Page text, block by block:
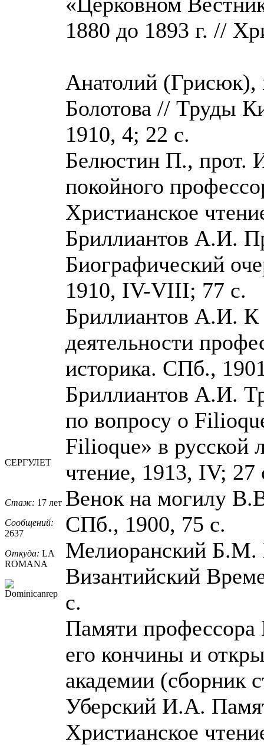
СЕРГУЛЕТ
Стаж: 17 лет
Сообщений:
2637
Откуда: LA
ROMANA
1880 до 1893 г. //
Анатолий
Болотова // Труды
1910, 4; 22 с.
Белюстин П., прот.
покойного
Христианское
Бриллиантов А.И.
Биографический
1910, IV-VIII; 77 с.
Бриллиантов А.И. К
деятельности
историка. СПб.,
Бриллиантов А.И.
по вопросу о
Filioque» в русской
чтение, 1913, IV; 27
Венок на могилу
СПб., 1900, 75 с.
Мелиоранский Б.М.
Византийский
с.
Памяти профессора
его кончины и
академии (сборник
Уберский И.А.
Христианское